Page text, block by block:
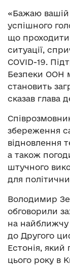
«Бажаю вашій
успішного
що
ситуації,
COVID-19.
Безпеки ООН
становить
сказав глава
збереження
відновлення
а також
штучного
для
Володимир
обговорили
на найближчу
до Другого
Естонія, який
цього року в